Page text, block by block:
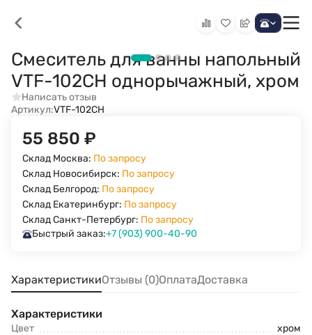
Смеситель для ванны напольный
VTF-102CH однорычажный, хром
Написать отзыв
Артикул:VTF-102CH
55 850 ₽
Склад Москва: По запросу
Склад Новосибирск: По запросу
Склад Белгород: По запросу
Склад Екатеринбург: По запросу
Склад Санкт-Петербург: По запросу
Быстрый заказ:+7 (903) 900-40-90
ХарактеристикиОтзывы (0)ОплатаДоставка
Характеристики
Цвет
хром